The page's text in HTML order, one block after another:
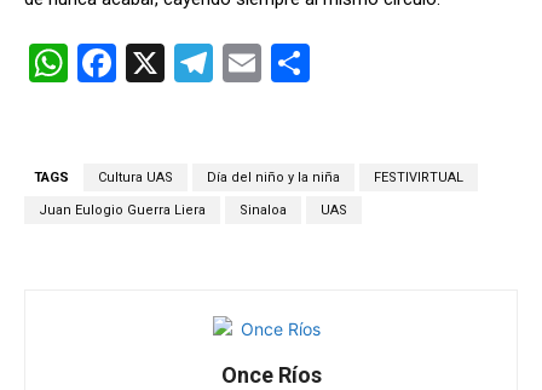
W
A
F
b
o
X
T
gr
E
p
ar
TAGS Cultura UAS Día del niño y la niña FESTIVIRTUAL
Juan Eulogio Guerra Liera Sinaloa UAS
Once Ríos